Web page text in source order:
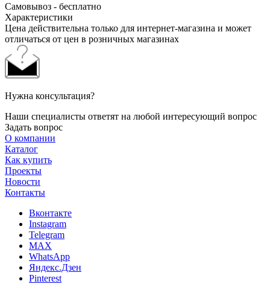
Самовывоз - бесплатно
Характеристики
Цена действительна только для интернет-магазина и может
отличаться от цен в розничных магазинах
Нужна консультация?
Наши специалисты ответят на любой интересующий вопрос
Задать вопрос
О компании
Каталог
Как купить
Проекты
Новости
Контакты
Вконтакте
Instagram
Telegram
MAX
WhatsApp
Яндекс.Дзен
Pinterest